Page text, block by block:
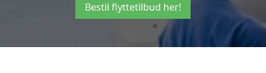
Bestil flyttetilbud her!